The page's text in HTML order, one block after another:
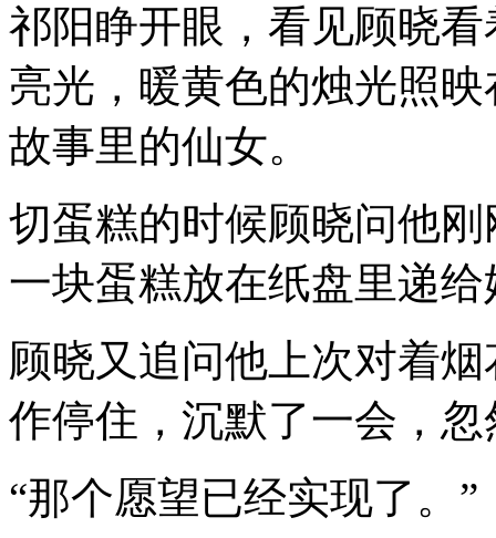
祁阳睁开眼，看见顾晓
亮光，暖黄色的烛光照
故事里的仙女。
切蛋糕的时候顾晓问他
一块蛋糕放在纸盘里递
顾晓又追问他上次对着
作停住，沉默了一会，
“那个愿望已经实现了。”